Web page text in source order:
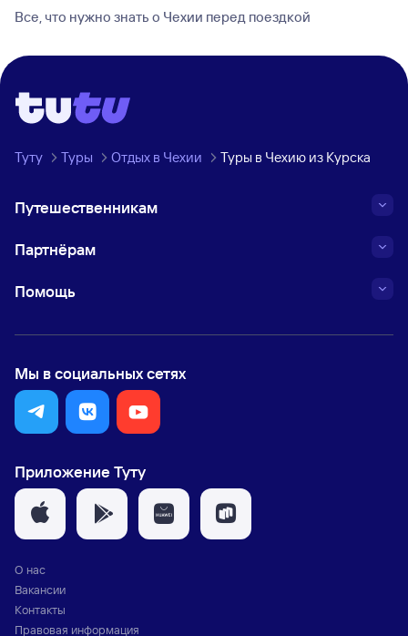
Все, что нужно знать о Чехии перед поездкой
Туту Туры Отдых в Чехии Туры в Чехию из Курска
Путешественникам
Партнёрам
Помощь
Мы в социальных сетях
Приложение Туту
О нас
Вакансии
Контакты
Правовая информация